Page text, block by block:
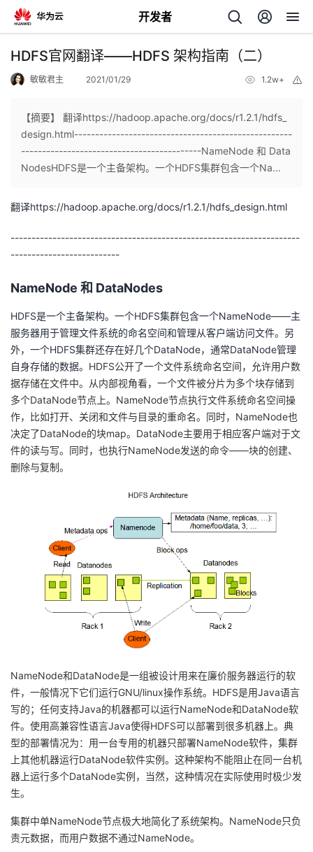
开发者
返
个
人
主
我
的
者
我
的
博
客
我
的
论
我
的
我
发
者
学
堂
我
Programs
的
支
持
我
技
的
HDFS官网翻译——HDFS 架构指南（二）
敏敏君主 2021/01/29 1.2w+
【摘要】 翻译https://hadoop.apache.org/docs/r1.2.1/hdfs_
design.html----------------------------------------------------
-------------------------------------------NameNode 和 Data
NodesHDFS是一个主备架构。一个HDFS集群包含一个Na...
翻译https://hadoop.apache.org/docs/r1.2.1/hdfs_design.html
---------------------------------------------------------------------
--------------------------
NameNode 和 DataNodes
HDFS是一个主备架构。一个HDFS集群包含一个NameNode——主
服务器用于管理文件系统的命名空间和管理从客户端访问文件。另
外，一个HDFS集群还存在好几个DataNode，通常DataNode管理
自身存储的数据。 HDFS公开了一个文件系统命名空间，允许用户数
据存储在文件中。从内部视角看，一个文件被分片为多个块存储到
多个DataNode节点上。NameNode节点执行文件系统命名空间操
作，比如打开、关闭和文件与目录的重命名。同时，NameNode也
决定了DataNode的块map。DataNode主要用于相应客户端对于文
件的读与写。同时，也执行NameNode发送的命令——块的创建、
删除与复制。
NameNode和DataNode是一组被设计用来在廉价服务器运行的软
件，一般情况下它们运行GNU/linux操作系统。HDFS是用Java语言
写的；任何支持Java的机器都可以运行NameNode和DataNode软
件。使用高兼容性语言Java使得HDFS可以部署到很多机器上。 典
型的部署情况为：用一台专用的机器只部署NameNode软件，集群
上其他机器运行DataNode软件实例。这种架构不能阻止在同一台机
器上运行多个DataNode实例，当然，这种情况在实际使用时极少发
生。
集群中单NameNode节点极大地简化了系统架构。NameNode只负
责元数据，而用户数据不通过NameNode。